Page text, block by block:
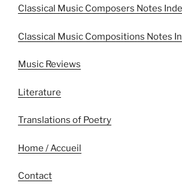
Classical Music Composers Notes
Classical Music Compositions Notes
Music Reviews
Literature
Translations of Poetry
Home / Accueil
Contact